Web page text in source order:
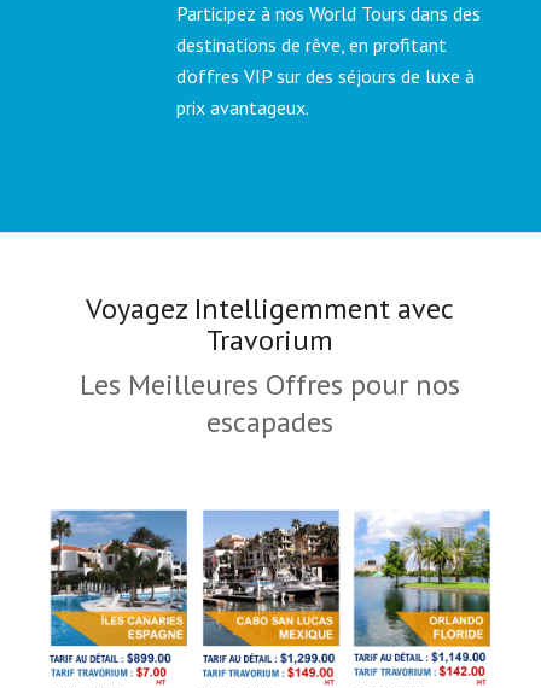
Participez à nos World Tours dans des
destinations de rêve, en profitant
d’offres VIP sur des séjours de luxe à
prix avantageux.
Voyagez Intelligemment avec
Travorium
Les Meilleures Offres pour nos
escapades